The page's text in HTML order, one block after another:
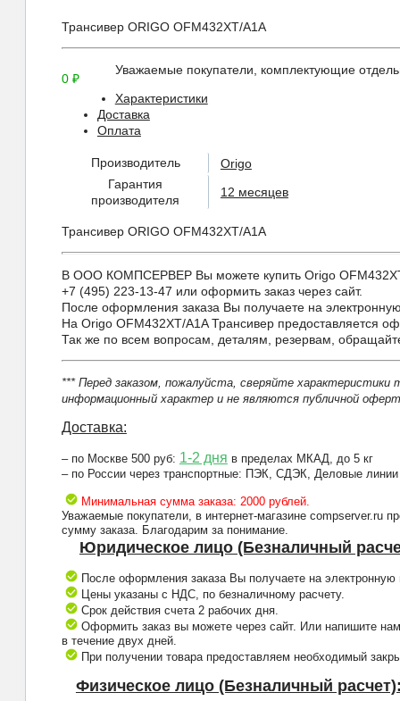
Трансивер ORIGO OFM432XT/A1A
0 ₽
Уважаемые покупатели, комплектующие
Характеристики
Доставка
Оплата
Производитель
Origo
Гарантия
производителя
12 месяцев
Трансивер ORIGO OFM432XT/A1A
В ООО КОМПСЕРВЕР Вы можете купить Origo OFM432XT/
+7 (495) 223-13-47 или оформить заказ через сайт.
После оформления заказа Вы получаете на
На Origo OFM432XT/A1A Трансивер предоставляется
Так же по всем вопросам, деталям, резервам,
*** Перед заказом, пожалуйста, сверяйте характеристики
информационный характер и не являются публичной
Доставка:
– по Москве 500 руб: 1-2 дня в пределах МКАД, до 5 кг
– по России через транспортные: ПЭК, СДЭК, Деловые линии
Минимальная сумма заказа: 2000 рублей.
Уважаемые покупатели, в интернет-магазине compserver.ru
сумму заказа. Благодарим за понимание.
Юридическое лицо (Безналичный
После оформления заказа Вы получаете на электронную
Цены указаны с НДС, по безналичному расчету.
Срок действия счета 2 рабочих дня.
Оформить заказ вы можете через сайт. Или напишите
в течение двух дней.
При получении товара предоставляем необходимый
Физическое лицо (Безналичный